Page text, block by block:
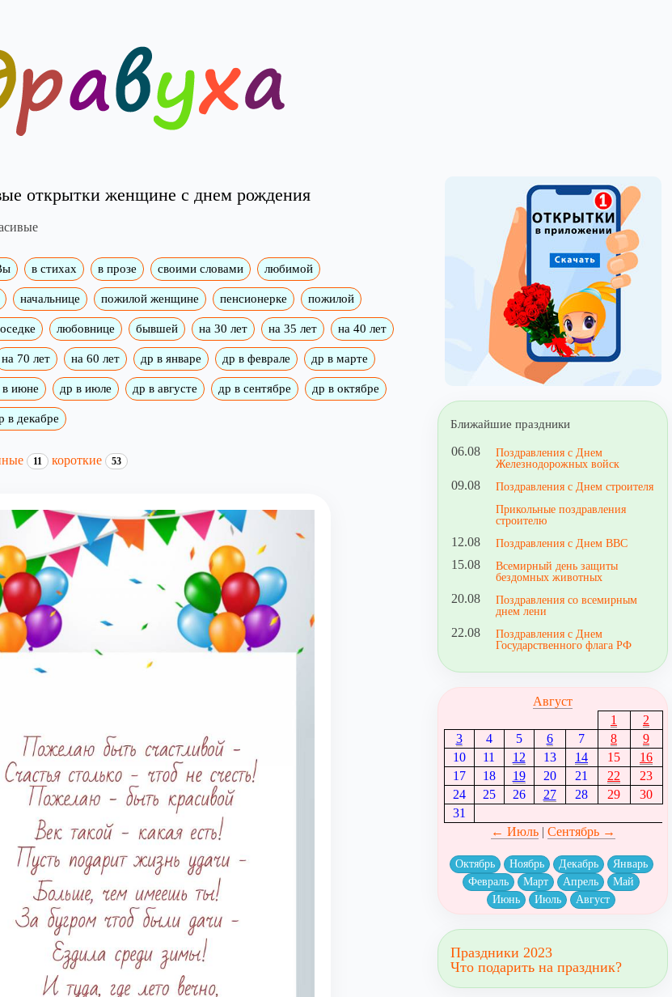
открытки женщине с днем рождения
в стихах в прозе своими словами любимой
начальнице пожилой женщине пенсионерке пожилой
любовнице бывшей на 30 лет на 35 лет на 40 лет
на 70 лет на 60 лет др в январе др в феврале др в марте
в июне др в июле др в августе др в сентябре др в октябре
в декабре
11 короткие 53
Ближайшие праздники
06.08
Поздравления с Днем
Железнодорожных войск
09.08
Поздравления с Днем строителя
Прикольные поздравления
строителю
12.08 Поздравления с Днем ВВС
15.08
Всемирный день защиты
бездомных животных
20.08
Поздравления со всемирным
днем лени
22.08
Поздравления с Днем
Государственного флага РФ
Август
1
2
3
4 5 6 7 8
9
10
11 12 13 14 15
16
17
18 19 20 21 22
23
24
25 26 27 28 29
30
31
← Июль| Сентябрь →
Октябрь Ноябрь Декабрь
Январь
Февраль
Март Апрель
Май
Июнь
Июль Август
Праздники 2023
Что подарить на праздник?